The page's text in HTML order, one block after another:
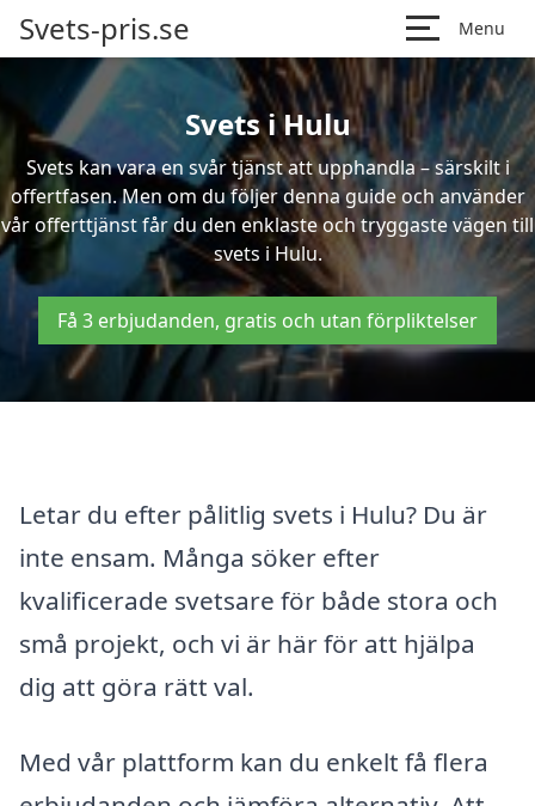
Svets-pris.se Menu
Svets i Hulu
Svets kan vara en svår tjänst att upphandla – särskilt i
offertfasen. Men om du följer denna guide och använder
vår offerttjänst får du den enklaste och tryggaste vägen till
svets i Hulu.
Få 3 erbjudanden, gratis och utan förpliktelser
Letar du efter pålitlig svets i Hulu? Du är
inte ensam. Många söker efter
kvalificerade svetsare för både stora och
små projekt, och vi är här för att hjälpa
dig att göra rätt val.
Med vår plattform kan du enkelt få flera